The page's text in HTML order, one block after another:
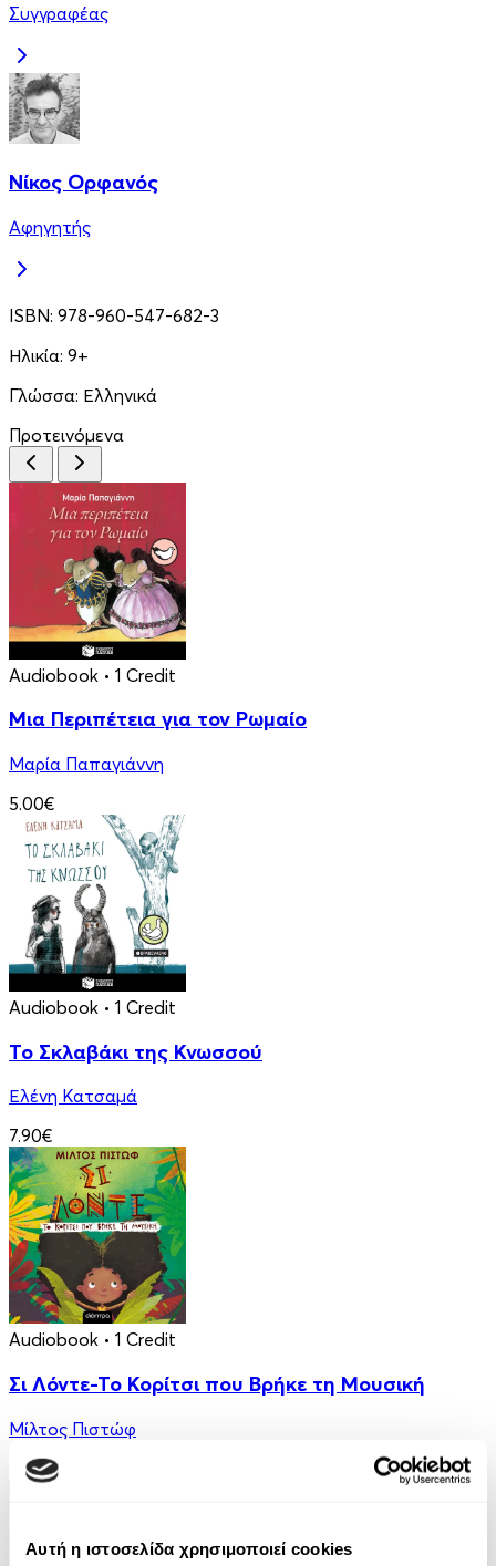
Αυτή η ιστοσελίδα χρησιμοποιεί cookies
Συγγραφέας
Νίκος Ορφανός
Αφηγητής
ISBN: 978-960-547-682-3
Ηλικία: 9+
Γλώσσα: Ελληνικά
Προτεινόμενα
Audiobook • 1 Credit
Μια Περιπέτεια για τον Ρωμαίο
Μαρία Παπαγιάννη
5.00€
Audiobook • 1 Credit
Το Σκλαβάκι της Κνωσσού
Ελένη Κατσαμά
7.90€
Audiobook • 1 Credit
Σι Λόντε-Το Κορίτσι που Βρήκε τη Μουσική
Μίλτος Πιστώφ
5.00€